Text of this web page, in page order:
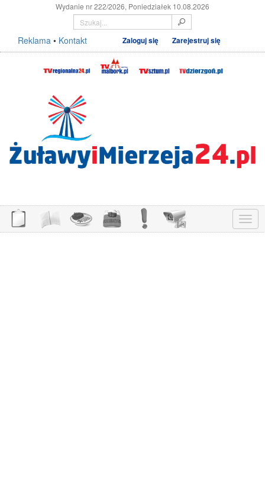
Wydanie nr 222/2026, Poniedziałek 10.08.2026
Reklama • Kontakt Zaloguj się Zarejestruj się
Menu